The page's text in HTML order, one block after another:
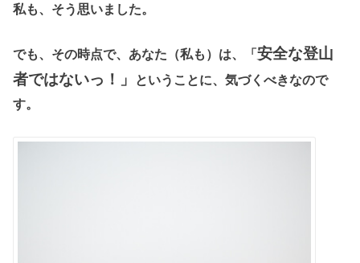
私も、そう思いました。
でも、その時点で、あなた（私も）は、「安全な登山
者ではないっ！」
ということに、気づくべきなので
す。